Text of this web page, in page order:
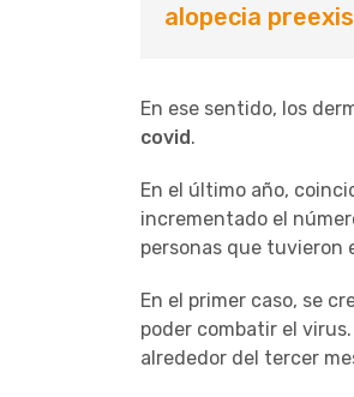
alopecia
En ese sentido, los
covid.
En el último año,
incrementado el
personas que tuvieron
En el primer caso, se
poder combatir el
alrededor del tercer